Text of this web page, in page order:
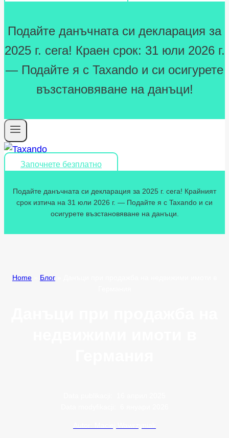
Подайте данъчната си декларация за
2025 г. сега! Краен срок: 31 юли 2026 г.
— Подайте я с Taxando и си осигурете
възстановяване на данъци!
Започнете безплатно
Подайте данъчната си декларация за 2025 г. сега! Крайният
срок изтича на 31 юли 2026 г. — Подайте я с Taxando и си
осигурете възстановяване на данъци.
Home Блог